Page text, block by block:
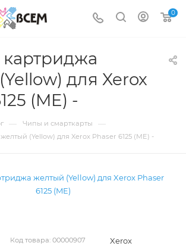
0
для Xerox
(ME) -
— Чипы и смарткарты —
(Yellow) для Xerox Phaser 6125 (ME) -
Код товара: 00000907 Xerox